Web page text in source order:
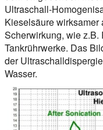
Ultraschall-
Kieselsäure wirksamer
Scherwirkung, wie
Tankrührwerke. Das
der
Wasser.